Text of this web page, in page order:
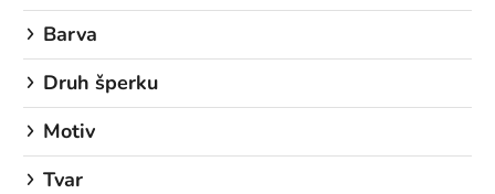
ů
Barva
Druh šperku
Motiv
Tvar